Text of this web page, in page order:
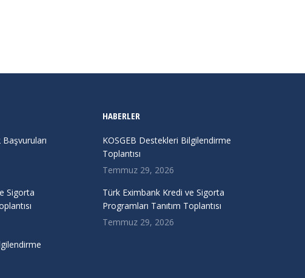
Sigorta
HABERLER
KOSGEB Destekleri Bilgilendirme
Toplantısı
Temmuz 29, 2026
Türk Eximbank Kredi ve Sigorta
Programları Tanıtım Toplantısı
Temmuz 29, 2026